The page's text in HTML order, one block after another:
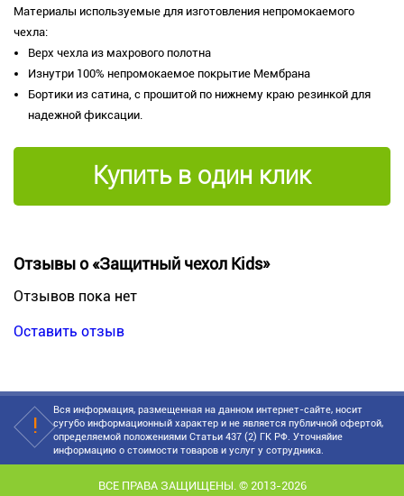
Материалы используемые для изготовления непромокаемого
чехла:
Верх чехла из махрового полотна
Изнутри 100% непромокаемое покрытие Мембрана
Бортики из сатина, с прошитой по нижнему краю резинкой для
надежной фиксации.
Купить в один клик
Отзывы о «Защитный чехол Kids»
Отзывов пока нет
Оставить отзыв
Вся информация, размещенная на данном интернет-сайте, носит
сугубо информационный характер и не является публичной офертой,
определяемой положениями Статьи 437 (2) ГК РФ. Уточняйие
информацию о стоимости товаров и услуг у сотрудника.
ВСЕ ПРАВА ЗАЩИЩЕНЫ. © 2013-2026